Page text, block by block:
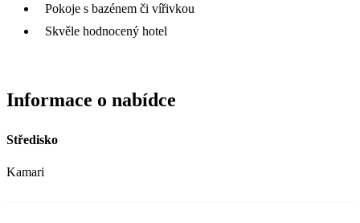
Pokoje s bazénem či vířivkou
Skvěle hodnocený hotel
Informace o nabídce
Středisko
Kamari